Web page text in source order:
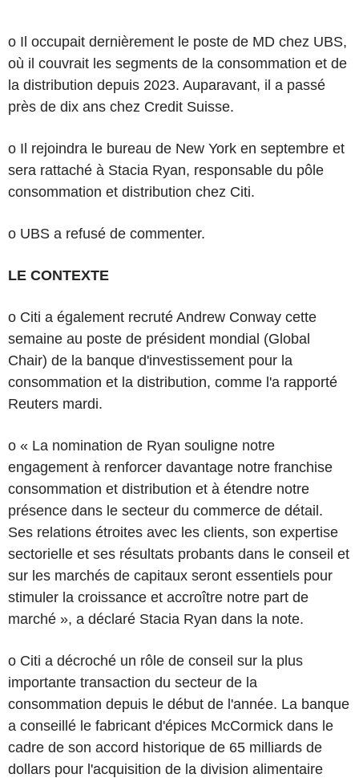
o Il occupait dernièrement le poste de MD chez UBS,
où il couvrait les segments de la consommation et de
la distribution depuis 2023. Auparavant, il a passé
près de dix ans chez Credit Suisse.
o Il rejoindra le bureau de New York en septembre et
sera rattaché à Stacia Ryan, responsable du pôle
consommation et distribution chez Citi.
o UBS a refusé de commenter.
LE CONTEXTE
o Citi a également recruté Andrew Conway cette
semaine au poste de président mondial (Global
Chair) de la banque d'investissement pour la
consommation et la distribution, comme l'a rapporté
Reuters mardi.
o « La nomination de Ryan souligne notre
engagement à renforcer davantage notre franchise
consommation et distribution et à étendre notre
présence dans le secteur du commerce de détail.
Ses relations étroites avec les clients, son expertise
sectorielle et ses résultats probants dans le conseil et
sur les marchés de capitaux seront essentiels pour
stimuler la croissance et accroître notre part de
marché », a déclaré Stacia Ryan dans la note.
o Citi a décroché un rôle de conseil sur la plus
importante transaction du secteur de la
consommation depuis le début de l'année. La banque
a conseillé le fabricant d'épices McCormick dans le
cadre de son accord historique de 65 milliards de
dollars pour l'acquisition de la division alimentaire